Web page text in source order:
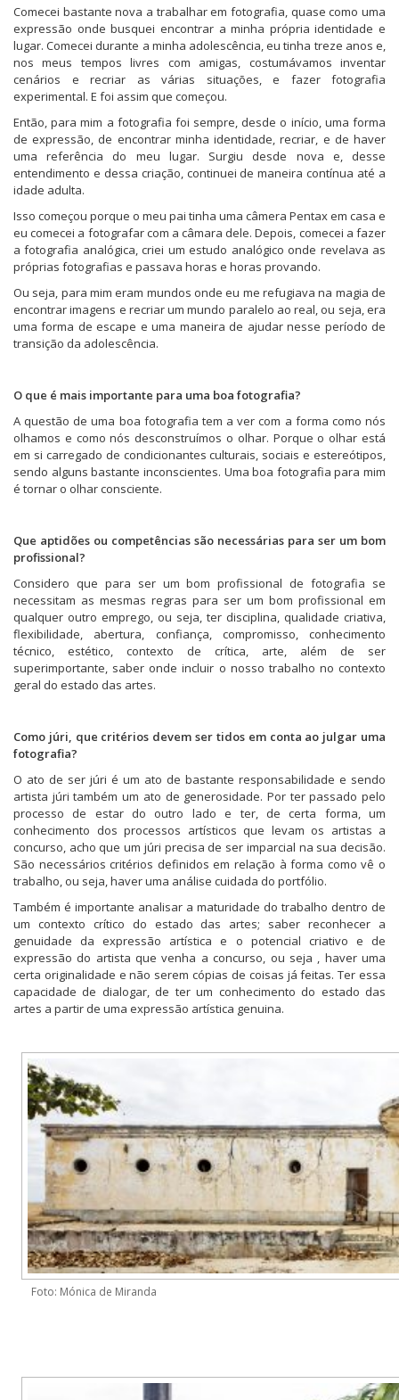
a
b
r
e
e
m
n
o
v
j
a
n
e
l
a
b
r
e
e
m
n
o
v
a
a
n
e
l
a
a
b
r
e
e
m
n
o
v
j
a
n
e
l
a
Comecei bastante nova a trabalhar em fotografia, quase como uma
expressão onde busquei encontrar a minha própria identidade e
lugar. Comecei durante a minha adolescência, eu tinha treze anos e,
nos meus tempos livres com amigas, costumávamos inventar
cenários e recriar as várias situações, e fazer fotografia
experimental. E foi assim que começou.
Então, para mim a fotografia foi sempre, desde o início, uma forma
de expressão, de encontrar minha identidade, recriar, e de haver
uma referência do meu lugar. Surgiu desde nova e, desse
entendimento e dessa criação, continuei de maneira contínua até a
idade adulta.
Isso começou porque o meu pai tinha uma câmera Pentax em casa e
eu comecei a fotografar com a câmara dele. Depois, comecei a fazer
a fotografia analógica, criei um estudo analógico onde revelava as
próprias fotografias e passava horas e horas provando.
Ou seja, para mim eram mundos onde eu me refugiava na magia de
encontrar imagens e recriar um mundo paralelo ao real, ou seja, era
uma forma de escape e uma maneira de ajudar nesse período de
transição da adolescência.
O que é mais importante para uma boa fotografia?
A questão de uma boa fotografia tem a ver com a forma como nós
olhamos e como nós desconstruímos o olhar. Porque o olhar está
em si carregado de condicionantes culturais, sociais e estereótipos,
sendo alguns bastante inconscientes. Uma boa fotografia para mim
é tornar o olhar consciente.
Que aptidões ou competências são necessárias para ser um bom
profissional?
Considero que para ser um bom profissional de fotografia se
necessitam as mesmas regras para ser um bom profissional em
qualquer outro emprego, ou seja, ter disciplina, qualidade criativa,
flexibilidade, abertura, confiança, compromisso, conhecimento
técnico, estético, contexto de crítica, arte, além de ser
superimportante, saber onde incluir o nosso trabalho no contexto
geral do estado das artes.
Como júri, que critérios devem ser tidos em conta ao julgar uma
fotografia?
O ato de ser júri é um ato de bastante responsabilidade e sendo
artista júri também um ato de generosidade. Por ter passado pelo
processo de estar do outro lado e ter, de certa forma, um
conhecimento dos processos artísticos que levam os artistas a
concurso, acho que um júri precisa de ser imparcial na sua decisão.
São necessários critérios definidos em relação à forma como vê o
trabalho, ou seja, haver uma análise cuidada do portfólio.
Também é importante analisar a maturidade do trabalho dentro de
um contexto crítico do estado das artes; saber reconhecer a
genuidade da expressão artística e o potencial criativo e de
expressão do artista que venha a concurso, ou seja , haver uma
certa originalidade e não serem cópias de coisas já feitas. Ter essa
capacidade de dialogar, de ter um conhecimento do estado das
artes a partir de uma expressão artística genuina.
Foto: Mónica de Miranda